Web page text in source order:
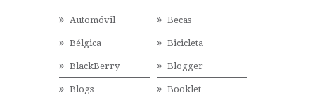
Automóvil Becas
Bélgica Bicicleta
BlackBerry Blogger
Blogs Booklet